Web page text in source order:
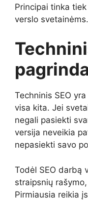
Principai tinka
verslo svetainėms.
Techninis SEO
visa kita. Jei
negali pasiekti
versija neveikia
nepasiekti savo
Todėl SEO darbą
straipsnių
Pirmiausia reikia